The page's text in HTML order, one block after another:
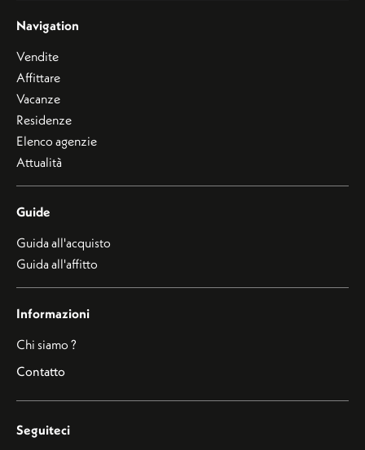
Navigation
Vendite
Affittare
Vacanze
Residenze
Elenco agenzie
Attualità
Guide
Guida all'acquisto
Guida all'affitto
Informazioni
Chi siamo ?
Contatto
Seguiteci